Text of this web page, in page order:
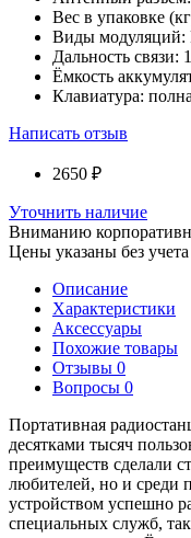
Вес в упаковке
Виды модуляций:
Дальность связи:
Ёмкость
Клавиатура:
Написать отзыв
2650 ₽
Уточнить наличие
Вниманию
Цены указаны без
Описание
Характеристики
Аксессуары
Похожие товары
Отзывы 0
Вопросы 0
Портативная
десятками тысяч
преимуществ сделали
любителей, но и среди
устройством успешно
специальных служб,